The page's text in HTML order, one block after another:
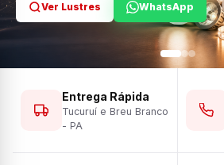
Ver Lustres WhatsApp
Ver Ferramentas WhatsApp
Ver Tintas WhatsApp
Entrega Rápida
Tucuruí e Breu Branco
- PA